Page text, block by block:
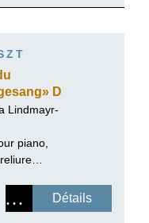
D
Lindmayr-
piano,
Détails